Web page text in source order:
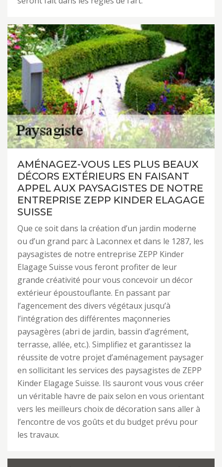
AMÉNAGEZ-VOUS LES PLUS BEAUX
DÉCORS EXTÉRIEURS EN FAISANT
APPEL AUX PAYSAGISTES DE NOTRE
ENTREPRISE ZEPP KINDER ELAGAGE
SUISSE
Que ce soit dans la création d’un jardin moderne
ou d’un grand parc à Laconnex et dans le 1287, les
paysagistes de notre entreprise ZEPP Kinder
Elagage Suisse vous feront profiter de leur
grande créativité pour vous concevoir un décor
extérieur époustouflante. En passant par
l’agencement des divers végétaux jusqu’à
l’intégration des différentes maçonneries
paysagères (abri de jardin, bassin d’agrément,
terrasse, allée, etc.). Simplifiez et garantissez la
réussite de votre projet d’aménagement paysager
en sollicitant les services des paysagistes de ZEPP
Kinder Elagage Suisse. Ils sauront vous vous créer
un véritable havre de paix selon en vous orientant
vers les meilleurs choix de décoration sans aller à
l’encontre de vos goûts et du budget prévu pour
les travaux.